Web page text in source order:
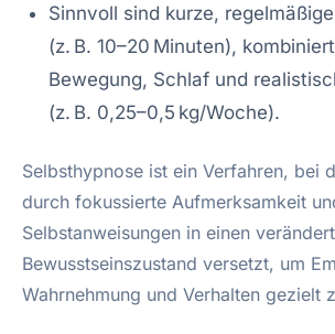
Sinnvoll sind kurze,
(z. B. 10–20 Minuten),
Bewegung, Schlaf und
(z. B. 0,25–0,5 kg/Woche).
Selbsthypnose ist ein Verfahren, bei
durch fokussierte Aufmerksamkeit
Selbstanweisungen in einen
Bewusstseinszustand versetzt, um
Wahrnehmung und Verhalten gezielt